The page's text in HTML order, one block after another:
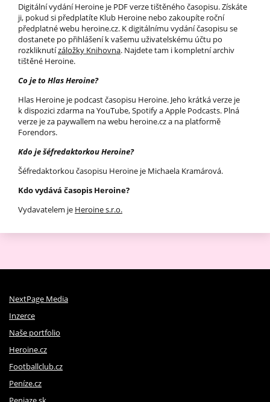
Digitální vydání Heroine je PDF verze tištěného časopisu. Získáte
ji, pokud si předplatíte Klub Heroine nebo zakoupíte roční
předplatné webu heroine.cz. K digitálnímu vydání časopisu se
dostanete po přihlášení k vašemu uživatelskému účtu po
rozkliknutízáložky Knihovna. Najdete tam i kompletní archiv
tištěné Heroine.
Co je to Hlas Heroine?
Hlas Heroine je podcast časopisu Heroine. Jeho krátká verze je
k dispozici zdarma na YouTube, Spotify a Apple Podcasts. Plná
verze je za paywallem na webu heroine.cz a na platformě
Forendors.
Kdo je šéfredaktorkou Heroine?
Šéfredaktorkou časopisu Heroine je Michaela Kramárová.
Kdo vydává časopis Heroine?
Vydavatelem je Heroine s.r.o.
NextPage Media
Inzerce
Naše portfolio
Heroine.cz
Footballclub.cz
Peníze.cz